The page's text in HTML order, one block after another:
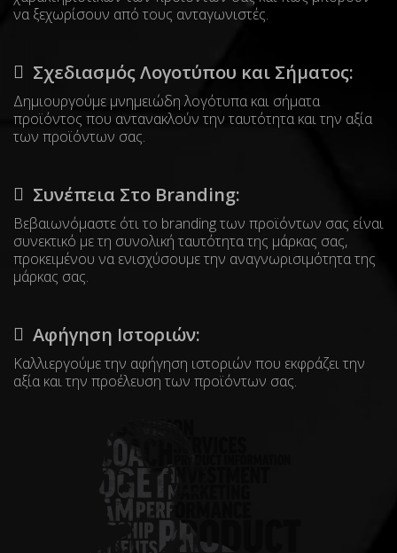
να ξεχωρίσουν από τους ανταγωνιστές.
Σχεδιασμός Λογοτύπου και Σήματος:
Δημιουργούμε μνημειώδη λογότυπα και σήματα
προϊόντος που αντανακλούν την ταυτότητα και την αξία
των προϊόντων σας.
Συνέπεια Στο Branding:
Βεβαιωνόμαστε ότι το branding των προϊόντων σας είναι
συνεκτικό με τη συνολική ταυτότητα της μάρκας σας,
προκειμένου να ενισχύσουμε την αναγνωρισιμότητα της
μάρκας σας.
Αφήγηση Ιστοριών:
Καλλιεργούμε την αφήγηση ιστοριών που εκφράζει την
αξία και την προέλευση των προϊόντων σας.